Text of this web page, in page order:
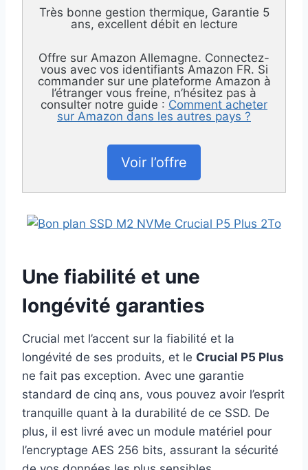
Très bonne gestion thermique, Garantie 5
ans, excellent débit en lecture
Offre sur Amazon Allemagne. Connectez-
vous avec vos identifiants Amazon FR. Si
commander sur une plateforme Amazon à
l’étranger vous freine, n’hésitez pas à
consulter notre guide : Comment acheter
sur Amazon dans les autres pays ?
Voir l’offre
Une fiabilité et une
longévité garanties
Crucial met l’accent sur la fiabilité et la
longévité de ses produits, et le Crucial P5 Plus
ne fait pas exception. Avec une garantie
standard de cinq ans, vous pouvez avoir l’esprit
tranquille quant à la durabilité de ce SSD. De
plus, il est livré avec un module matériel pour
l’encryptage AES 256 bits, assurant la sécurité